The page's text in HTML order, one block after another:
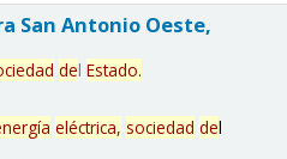
San Antonio Oeste,
del Estado.
eléctrica, sociedad del